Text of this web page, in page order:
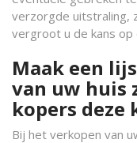
verzorgde uitstraling,
vergroot u de kans op
Maak een
van uw huis
kopers deze
Bij het verkopen van